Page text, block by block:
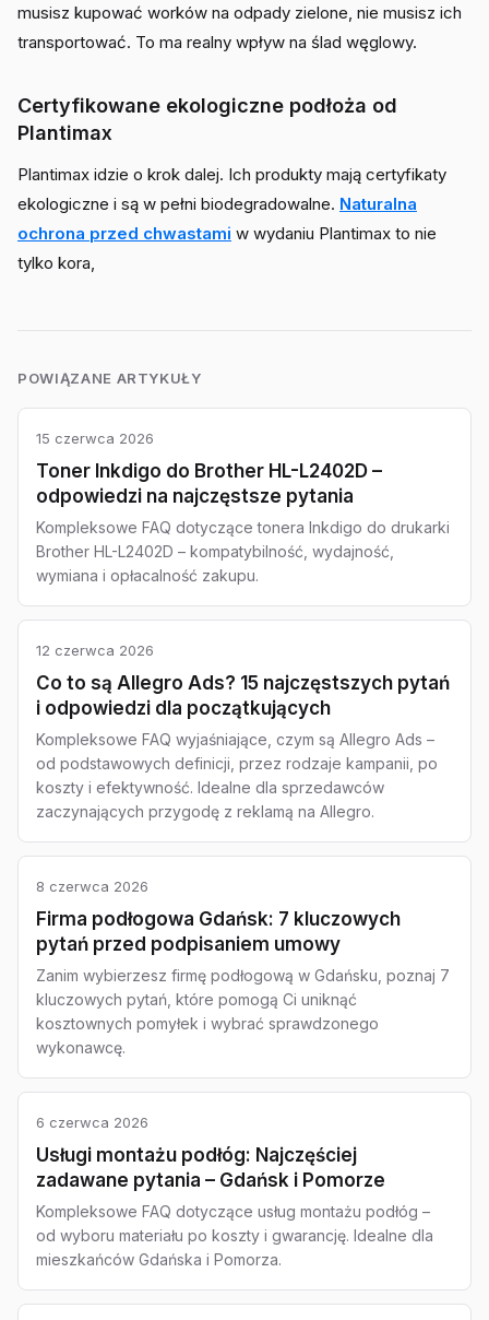
musisz kupować worków na odpady zielone, nie musisz ich
transportować. To ma realny wpływ na ślad węglowy.
Certyfikowane ekologiczne podłoża od
Plantimax
Plantimax idzie o krok dalej. Ich produkty mają certyfikaty
ekologiczne i są w pełni biodegradowalne. Naturalna
ochrona przed chwastami w wydaniu Plantimax to nie
tylko kora,
POWIĄZANE ARTYKUŁY
15 czerwca 2026
Toner Inkdigo do Brother HL-L2402D –
odpowiedzi na najczęstsze pytania
Kompleksowe FAQ dotyczące tonera Inkdigo do drukarki
Brother HL-L2402D – kompatybilność, wydajność,
wymiana i opłacalność zakupu.
12 czerwca 2026
Co to są Allegro Ads? 15 najczęstszych pytań
i odpowiedzi dla początkujących
Kompleksowe FAQ wyjaśniające, czym są Allegro Ads –
od podstawowych definicji, przez rodzaje kampanii, po
koszty i efektywność. Idealne dla sprzedawców
zaczynających przygodę z reklamą na Allegro.
8 czerwca 2026
Firma podłogowa Gdańsk: 7 kluczowych
pytań przed podpisaniem umowy
Zanim wybierzesz firmę podłogową w Gdańsku, poznaj 7
kluczowych pytań, które pomogą Ci uniknąć
kosztownych pomyłek i wybrać sprawdzonego
wykonawcę.
6 czerwca 2026
Usługi montażu podłóg: Najczęściej
zadawane pytania – Gdańsk i Pomorze
Kompleksowe FAQ dotyczące usług montażu podłóg –
od wyboru materiału po koszty i gwarancję. Idealne dla
mieszkańców Gdańska i Pomorza.